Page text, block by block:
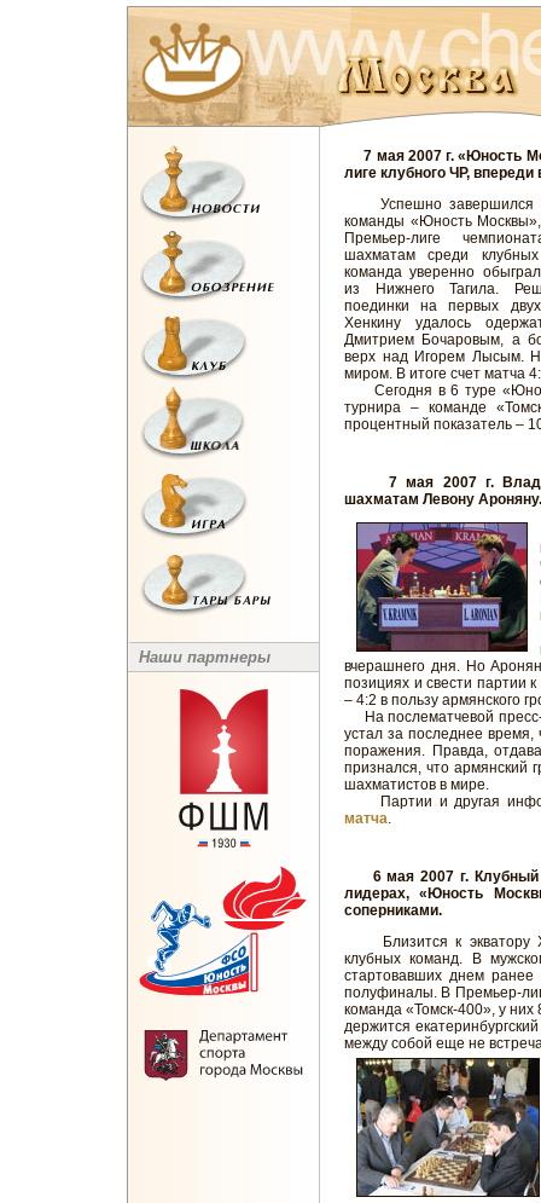
Наши партнеры
7 мая 2007 г. «Юность
лиге клубного ЧР,
Успешно завершился
команды «Юность
Премьер-лиге
шахматам среди
команда уверенно
из Нижнего Тагила.
поединки на первых
Хенкину удалось
Дмитрием Бочаровым, а
верх над Игорем Лысым.
миром. В итоге счет матча
Сегодня в 6 туре
турнира – команде
процентный показатель –
7 мая 2007 г.
шахматам Левону Ароняну.
вчерашнего дня. Но
позициях и свести партии
– 4:2 в пользу армянского
На послематчевой
устал за последнее время,
поражения. Правда,
признался, что армянский
шахматистов в мире.
Партии и другая
матча.
6 мая 2007 г. Клубный
лидерах, «Юность
соперниками.
Близится к экватору
клубных команд. В
стартовавших днем ранее
полуфиналы. В Премьер-
команда «Томск-400», у
держится
между собой еще не